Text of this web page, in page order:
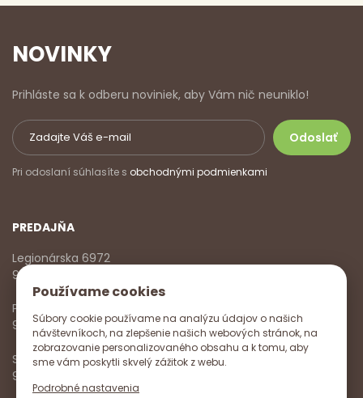
Používame cookies
Súbory cookie používame na analýzu údajov o našich
návštevníkoch, na zlepšenie našich webových stránok, na
zobrazovanie personalizovaného obsahu a k tomu, aby
sme vám poskytli skvelý zážitok z webu.
Podrobné nastavenia
NOVINKY
Prihláste sa k odberu noviniek, aby Vám nič neuniklo!
Pri odoslaní súhlasíte s obchodnými podmienkami
PREDAJŇA
Legionárska 6972
911 01 Trenčín
Pondelok - Piatok
9:00 - 17:00
Sobota
9:00 - 12:00